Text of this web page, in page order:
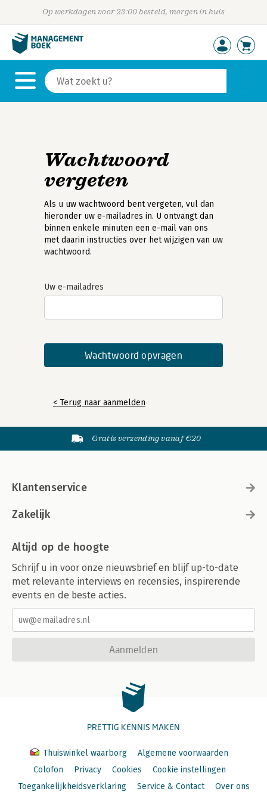
Op werkdagen voor 23:00 besteld, morgen in huis
Wachtwoord
vergeten
Als u uw wachtwoord bent vergeten, vul dan
hieronder uw e-mailadres in. U ontvangt dan
binnen enkele minuten een e-mail van ons
met daarin instructies over het wijzigen van uw
wachtwoord.
Uw e-mailadres
< Terug naar aanmelden
Gratis verzending vanaf €20
Klantenservice
Zakelijk
Altijd op de hoogte
Schrijf u in voor onze nieuwsbrief en blijf up-to-date
met relevante interviews en recensies, inspirerende
events en de beste acties.
Aanmelden
PRETTIG KENNIS MAKEN
Thuiswinkel waarborg
Algemene voorwaarden
Colofon
Privacy Cookies
Cookie instellingen
Toegankelijkheidsverklaring
Service & Contact Over ons